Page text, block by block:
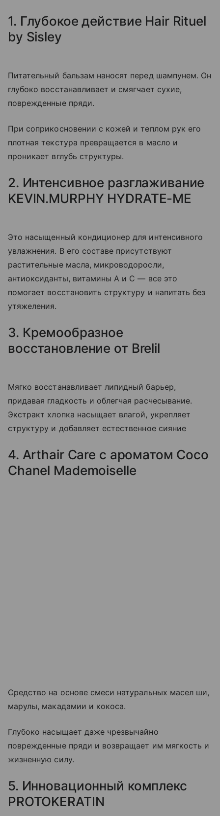
1. Глубокое действие Hair Rituel
by Sisley
Питательный бальзам наносят перед шампунем. Он
глубоко восстанавливает и смягчает сухие,
поврежденные пряди.
При соприкосновении с кожей и теплом рук его
плотная текстура превращается в масло и
проникает вглубь структуры.
2. Интенсивное разглаживание
KEVIN.MURPHY HYDRATE-ME
Это насыщенный кондиционер для интенсивного
увлажнения. В его составе присутствуют
растительные масла, микроводоросли,
антиоксиданты, витамины А и C — все это
помогает восстановить структуру и напитать без
утяжеления.
3. Кремообразное
восстановление от Brelil
Мягко восстанавливает липидный барьер,
придавая гладкость и облегчая расчесывание.
Экстракт хлопка насыщает влагой, укрепляет
структуру и добавляет естественное сияние
4. Arthair Care с ароматом Coco
Chanel Mademoiselle
Средство на основе смеси натуральных масел ши,
марулы, макадамии и кокоса.
Глубоко насыщает даже чрезвычайно
поврежденные пряди и возвращает им мягкость и
жизненную силу.
5. Инновационный комплекс
PROTOKERATIN